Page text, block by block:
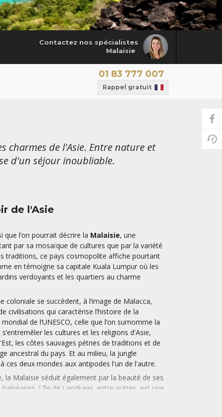
Contactez nos spécialistes
Malaisie
01 83 777 007
Rappel gratuit
charmes de l'Asie. Entre nature et
d'un séjour inoubliable.
de l'Asie
que l’on pourrait décrire la Malaisie, une
par sa mosaïque de cultures que par la variété
traditions, ce pays cosmopolite affiche pourtant
en témoigne sa capitale Kuala Lumpur où les
verdoyants et les quartiers au charme
coloniale se succèdent, à l’image de Malacca,
civilisations qui caractérise l’histoire de la
de l’UNESCO, celle que l’on surnomme la
les cultures et les religions d'Asie,
les côtes sauvages pétries de traditions et de
ancestral du pays. Et au milieu, la jungle
ces deux mondes aux antipodes l'un de l'autre.
la Malaisie séduit également par la beauté de ses
balnéaires. L’île de Langkawi, entre-autres, est une
dans des hôtels de luxe posés au bord de